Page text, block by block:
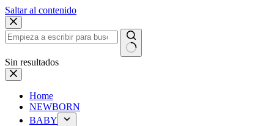
Saltar al contenido
Sin resultados
Home
NEWBORN
BABY